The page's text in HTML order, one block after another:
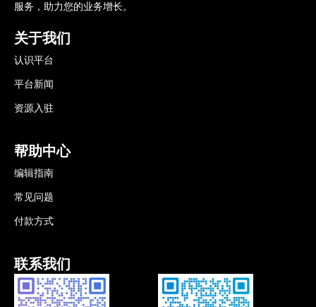
服务，助力您的业务增长。
关于我们
认识平台
平台新闻
资源入驻
帮助中心
编辑指南
常见问题
付款方式
联系我们